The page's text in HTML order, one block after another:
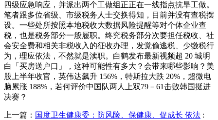
四级应急响应，并派出两个工做组正正在一线指点抗旱工做。
笔者跟多位省级、市级税务人士交换得知，目前并没有查税摆
设。一些处所按照本地税收大数据风险提醒等对个体企业查
税，也是税务部分一般履职。终究税务部分次要担任税收、社
会安全费和相关非税收入的征收办理，发觉偷逃税、少缴税行
为，理应依法，不然就是渎职。白鹤发布最新视频超 20 城明
白「买房送户口」，这种可能性有多大？会带来哪些影响？美
股上半年收官，英伟达飙升 156%，特斯拉大跌 20%，超微电
脑累涨 188%，若何评价中国队两人上双79－61击败韩国挺进
决赛？
上一篇： 国度卫生健康委：防风险、保健康、促成长 依法 :